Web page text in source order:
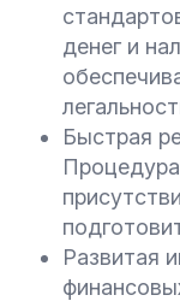
денег и
Быстрая
Развитая